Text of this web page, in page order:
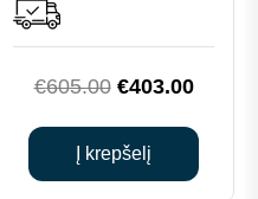
€605.00 Original
was:
€605.00.
€403.00
Į krepšelį